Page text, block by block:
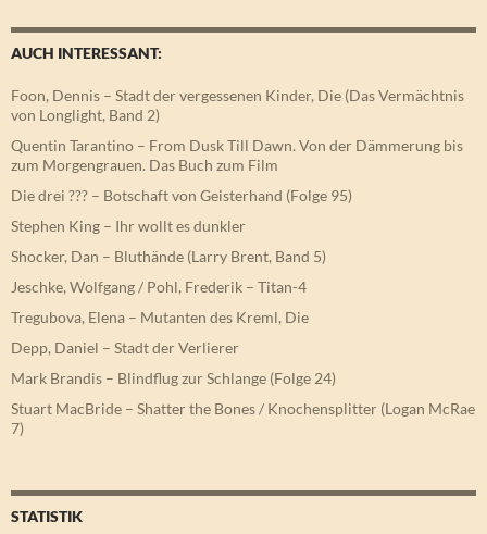
AUCH INTERESSANT:
Foon, Dennis – Stadt der vergessenen Kinder, Die (Das Vermächtnis
von Longlight, Band 2)
Quentin Tarantino – From Dusk Till Dawn. Von der Dämmerung bis
zum Morgengrauen. Das Buch zum Film
Die drei ??? – Botschaft von Geisterhand (Folge 95)
Stephen King – Ihr wollt es dunkler
Shocker, Dan – Bluthände (Larry Brent, Band 5)
Jeschke, Wolfgang / Pohl, Frederik – Titan-4
Tregubova, Elena – Mutanten des Kreml, Die
Depp, Daniel – Stadt der Verlierer
Mark Brandis – Blindflug zur Schlange (Folge 24)
Stuart MacBride – Shatter the Bones / Knochensplitter (Logan McRae
7)
STATISTIK